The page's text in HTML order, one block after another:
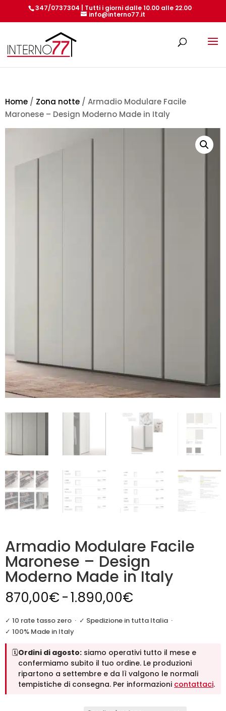
347/0737304 | Tutti i giorni dalle 10.00 alle 22.00
info@interno77.it
Home / Zona notte / Armadio Modulare Facile
Maronese – Design Moderno Made in Italy
Armadio Modulare Facile
Maronese – Design
Moderno Made in Italy
870,00€-1.890,00€
prezzo:
870,00€
a
1.890,00€
✓ 10 rate tasso zero · ✓ Spedizione in tutta Italia ·
✓ 100% Made in Italy
🗓️Ordini di agosto: siamo operativi tutto il mese e
confermiamo subito il tuo ordine. Le produzioni
ripartono a settembre e da lì valgono le normali
tempistiche di consegna. Per informazioni contattaci.